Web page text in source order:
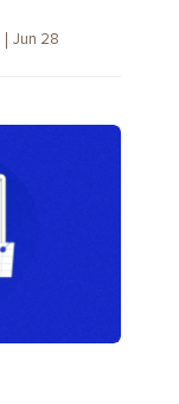
Jun 28